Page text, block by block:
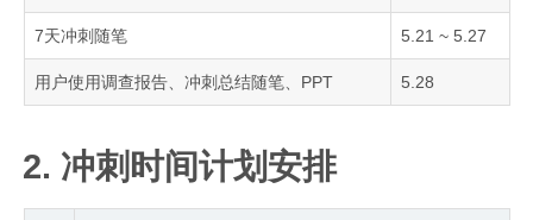
7天冲刺随笔 5.21 ~ 5.27
用户使用调查报告、冲刺总结随笔、PPT 5.28
2. 冲刺时间计划安排